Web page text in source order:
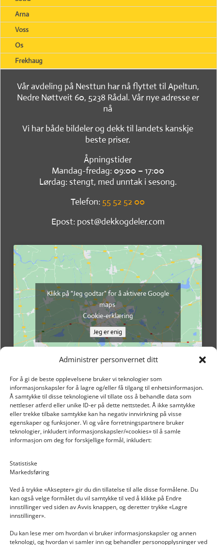
Administrer personvernet ditt
For å gi de beste opplevelsene bruker vi teknologier som
informasjonskapsler for å lagre og/eller få tilgang til enhetsinformasjon.
Å samtykke til disse teknologiene vil tillate oss å behandle data som
nettleser atferd eller unike ID-er på dette nettstedet. Å ikke samtykke
eller trekke tilbake samtykke kan ha negativ innvirkning på visse
egenskaper og funksjoner. Vi og våre forretningspartnere bruker
teknologier, inkludert informasjonskapsler/«cookies» til å samle
informasjon om deg for forskjellige formål, inkludert:
Statistiske
Markedsføring
Ved å trykke «Aksepter» gir du din tillatelse til alle disse formålene. Du
kan også velge formålet du vil samtykke til ved å klikke på Endre
innstillinger ved siden av Avvis knappen, og deretter trykke «Lagre
innstillinger».
Du kan lese mer om hvordan vi bruker informasjonskapsler og annen
teknologi, og hvordan vi samler inn og behandler personopplysninger ved
Arna
Voss
Os
Frekhaug
Vår avdeling på Nesttun har nå flyttet til Apeltun,
Nedre Nøttveit 60, 5238 Rådal. Vår nye adresse er
nå
Vi har både bildeler og dekk til landets kanskje
beste priser.
Åpningstider
Mandag-fredag: 09:00 – 17:00
Lørdag: stengt, med unntak i sesong.
Telefon: 55 52 52 00
Epost: post@dekkogdeler.com
Klikk på "Jeg godtar" for å aktivere Google
maps
Cookie-erklæring
Jeg er enig
INFORMASJON